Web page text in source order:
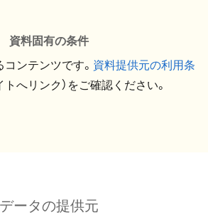
資料固有の条件
ンテンツです。 資料提供元の利用条
トへリンク）をご確認ください。
データの提供元